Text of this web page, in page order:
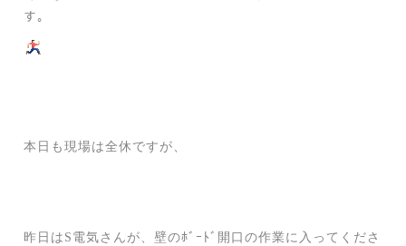
す。
本日も現場は全休ですが、
昨日はS電気さんが、壁のﾎﾞｰﾄﾞ開口の作業に入ってくださ